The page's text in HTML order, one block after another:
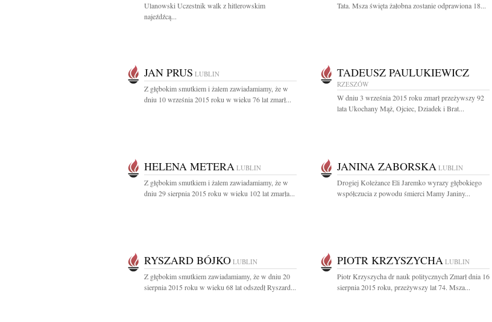
Ulanowski Uczestnik walk z hitlerowskim
najeźdźcą...
Tata. Msza święta żałobna zostanie odprawiona 18...
JAN PRUS LUBLIN
Z głębokim smutkiem i żalem zawiadamiamy, że w
dniu 10 września 2015 roku w wieku 76 lat zmarł...
TADEUSZ PAULUKIEWICZ
RZESZÓW
W dniu 3 września 2015 roku zmarł przeżywszy 92
lata Ukochany Mąż, Ojciec, Dziadek i Brat...
HELENA METERA LUBLIN
Z głębokim smutkiem i żalem zawiadamiamy, że w
dniu 29 sierpnia 2015 roku w wieku 102 lat zmarła...
JANINA ZABORSKA LUBLIN
Drogiej Koleżance Eli Jaremko wyrazy głębokiego
współczucia z powodu śmierci Mamy Janiny...
RYSZARD BÓJKO LUBLIN
Z głębokim smutkiem zawiadamiamy, że w dniu 20
sierpnia 2015 roku w wieku 68 lat odszedł Ryszard...
PIOTR KRZYSZYCHA LUBLIN
Piotr Krzyszycha dr nauk politycznych Zmarł dnia 16
sierpnia 2015 roku, przeżywszy lat 74. Msza...